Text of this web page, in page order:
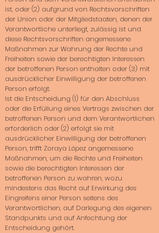
ist, oder (2) aufgrund von Rechtsvorschriften
der Union oder der Mitgliedstaaten, denen der
Verantwortliche unterliegt, zulässig ist und
diese Rechtsvorschriften angemessene
Maßnahmen zur Wahrung der Rechte und
Freiheiten sowie der berechtigten Interessen
der betroffenen Person enthalten oder (3) mit
ausdrücklicher Einwilligung der betroffenen
Person erfolgt.
Ist die Entscheidung (1) für den Abschluss
oder die Erfüllung eines Vertrags zwischen der
betroffenen Person und dem Verantwortlichen
erforderlich oder (2) erfolgt sie mit
ausdrücklicher Einwilligung der betroffenen
Person, trifft Zoraya López angemessene
Maßnahmen, um die Rechte und Freiheiten
sowie die berechtigten Interessen der
betroffenen Person zu wahren, wozu
mindestens das Recht auf Erwirkung des
Eingreifens einer Person seitens des
Verantwortlichen, auf Darlegung des eigenen
Standpunkts und auf Anfechtung der
Entscheidung gehört.